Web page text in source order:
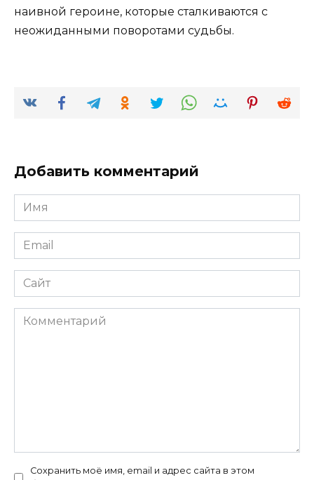
наивной героине, которые сталкиваются с
неожиданными поворотами судьбы.
Добавить комментарий
Имя
*
Email
*
Сайт
Комментарий
Сохранить моё имя, email и адрес сайта в этом